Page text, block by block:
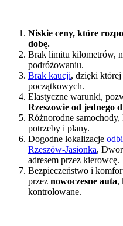
Niskie ceny, które
dobę.
Brak limitu kilometrów,
podróżowaniu.
Brak kaucji, dzięki
początkowych.
Elastyczne warunki,
Rzeszowie od jednego
Różnorodne
potrzeby i plany.
Dogodne lokalizacje
Rzeszów-Jasionka,
adresem przez kierowcę.
Bezpieczeństwo i
przez nowoczesne auta,
kontrolowane.